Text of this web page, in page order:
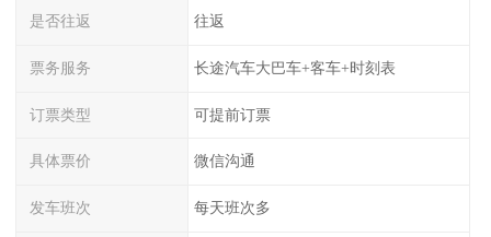
是否往返 往返
票务服务 长途汽车大巴车+客车+时刻表
订票类型 可提前订票
具体票价 微信沟通
发车班次 每天班次多